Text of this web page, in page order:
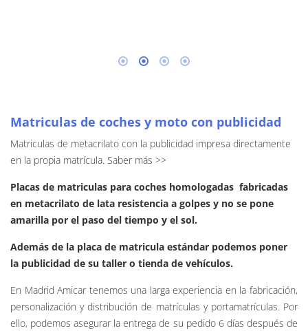
Matriculas de coches y moto con publicidad
Matriculas de metacrilato con la publicidad impresa directamente
en la propia matrícula. Saber más >>
Placas de matriculas para coches homologadas fabricadas
en metacrilato de lata resistencia a golpes y no se pone
amarilla por el paso del tiempo y el sol.
Además de la placa de matricula estándar podemos poner
la publicidad de su taller o tienda de vehículos.
En Madrid Amicar tenemos una larga experiencia en la fabricación,
personalización y distribución de matrículas y portamatrículas. Por
ello, podemos asegurar la entrega de su pedido 6 días después de